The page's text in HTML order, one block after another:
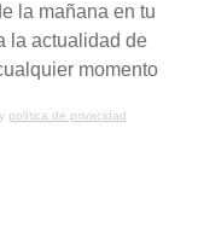
la mañana en tu
la actualidad de
momento
política de privacidad